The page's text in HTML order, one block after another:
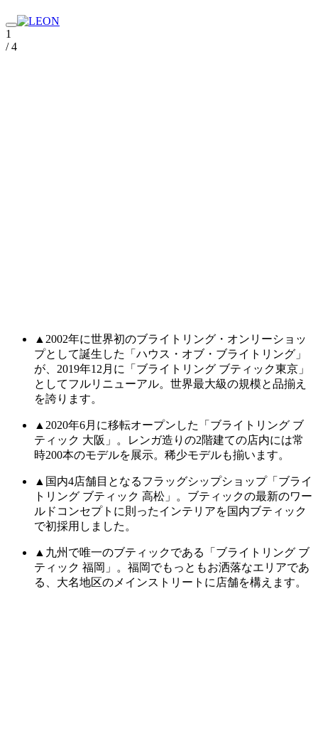
1
/ 4
▲2002年に世界初のブライトリング・オンリーショッ
プとして誕生した「ハウス・オブ・ブライトリング」
が、2019年12月に「ブライトリング ブティック東京」
としてフルリニューアル。世界最大級の規模と品揃え
を誇ります。
▲2020年6月に移転オープンした「ブライトリング ブ
ティック 大阪」。レンガ造りの2階建ての店内には常
時200本のモデルを展示。稀少モデルも揃います。
▲国内4店舗目となるフラッグシップショップ「ブライ
トリング ブティック 高松」。ブティックの最新のワー
ルドコンセプトに則ったインテリアを国内ブティック
で初採用しました。
▲九州で唯一のブティックである「ブライトリング ブ
ティック 福岡」。福岡でもっともお洒落なエリアであ
る、大名地区のメインストリートに店舗を構えます。